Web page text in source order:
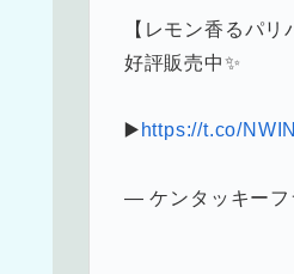
【レモン香るパリ
好評販売中✨
▶️ https://t.co/
— ケンタッキー